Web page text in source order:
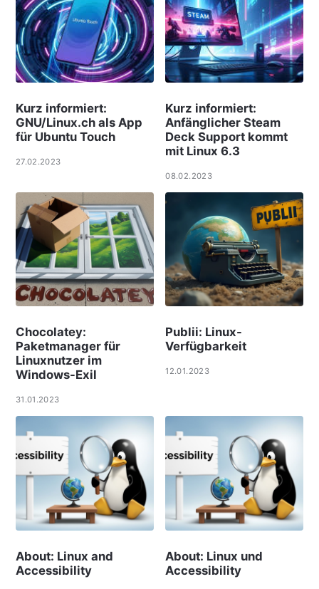
Kurz informiert:
GNU/Linux.ch als App
für Ubuntu Touch
27.02.2023
Kurz informiert:
Anfänglicher Steam
Deck Support kommt
mit Linux 6.3
08.02.2023
Chocolatey:
Paketmanager für
Linuxnutzer im
Windows-Exil
31.01.2023
Publii: Linux-
Verfügbarkeit
12.01.2023
About: Linux and
Accessibility
About: Linux und
Accessibility